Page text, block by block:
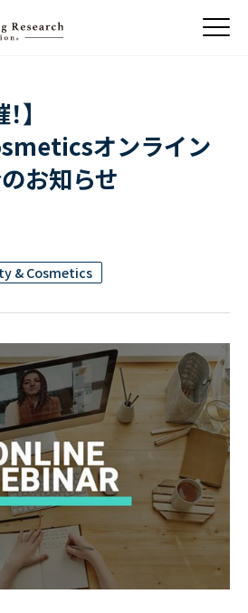
Mail form
について
／ 事業紹介
紹介
針
】
オンライン
お知らせ
& Cosmetics